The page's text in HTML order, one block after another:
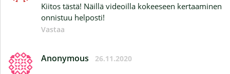
Kiitos tästä! Näillä videoilla kokeeseen kertaaminen
onnistuu helposti!
Vastaa
Anonymous 26.11.2020